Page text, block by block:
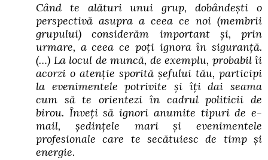
Când te alături unui grup, dobândeşti o
perspectivă asupra a ceea ce noi (membrii
grupului) considerăm important şi, prin
urmare, a ceea ce poţi ignora în siguranţă.
(…) La locul de muncă, de exemplu, probabil îi
acorzi o atenţie sporită şefului tău, participi
la evenimentele potrivite şi îţi dai seama
cum să te orientezi în cadrul politicii de
birou. Înveţi să ignori anumite tipuri de e-
mail, şedinţele mari şi evenimentele
profesionale care te secătuiesc de timp şi
energie.